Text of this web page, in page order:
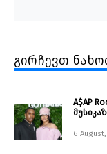
გირჩევთ
A$AP
6